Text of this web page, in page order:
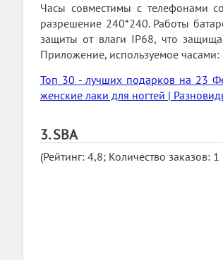
Часы совместимы с
разрешение 240*240. Работы
защиты от влаги IP68, что
Приложение, используемое часами:
Топ 30 - лучших подарков на 23
женские лаки для ногтей |
3. SBA
(Рейтинг: 4,8; Количество заказов: